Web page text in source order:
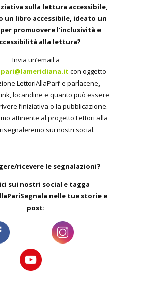
sulla lettura accessibile,
un libro accessibile, ideato un
promuovere l’inclusività e
alla lettura?
Invia un’email a
con oggetto
LettoriAllaPari’ e parlacene,
locandine e quanto può essere
l’iniziativa o la pubblicazione.
attinente al progetto Lettori alla
sui nostri social.
ricevere le segnalazioni?
sui nostri social e tagga
nelle tue storie e
post: